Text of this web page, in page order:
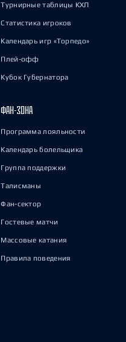
Турнирные таблицы КХЛ
Статистика игроков
Календарь игр «Торпедо»
Плей-офф
Кубок Губернатора
ФАН-ЗОНА
Программа лояльности
Календарь болельщика
Группа поддержки
Талисманы
Фан-сектор
Гостевые матчи
Массовые катания
Правила поведения